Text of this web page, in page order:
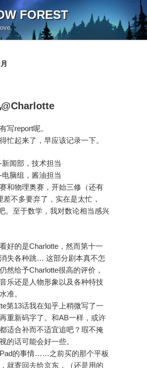
FOREST
@Charlotte
写report呢。
忙起来了，早应该记录一下。
闻部，技术担当
脑组，酱油担当
和物理奥赛，开始三修（还有
差不多要弃了，实在是太忙，
。至于数学，我对数论相当感兴
好的是Charlotte，然而第十一
失各种跳… 这部分剧本真不怎
然给予Charlotte很高的评价，
乐还是人物形象以及各种特技
准。
第13话我在知乎上稍微写了一
重新码字了。和AB一样，或许
适合补而不适宜追吧？瑕不掩
的话可能会好一些。
的事情……之前买的那个平板
就寄回去给京东，（还是用的